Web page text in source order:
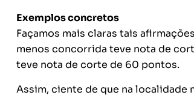
Exemplos concretos
Façamos mais claras tais
menos concorrida teve nota de
teve nota de corte de 60 pontos.
Assim, ciente de que na localidade